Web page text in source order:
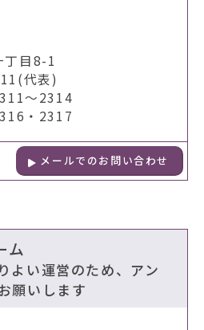
丁目8-1
代表)
～2314
・2317
メールでのお問い合わせ
ム
よい運営のため、アン
願いします